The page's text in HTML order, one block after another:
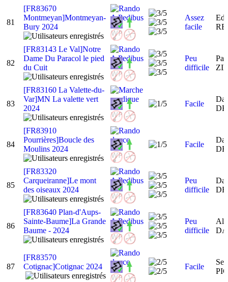
81
[FR83670
Montmeyan]Montmeyan-
Bury 2024
Assez
facile
82
[FR83143 Le Val]Notre
Dame Du Paracol le pied
du Cuit
Peu
difficile
83
[FR83160 La Valette-du-
Var]MN La valette vert
2024
Facile
84
[FR83910
Pourrières]Boucle des
Moulins 2024
Facile
85
[FR83320
Carqueiranne]Le mont
des oiseaux 2024
Peu
difficile
86
[FR83640 Plan-d'Aups-
Sainte-Baume]La Grande
Baume - 2024
Peu
difficile
87
[FR83570
Cotignac]Cotignac 2024
Facile